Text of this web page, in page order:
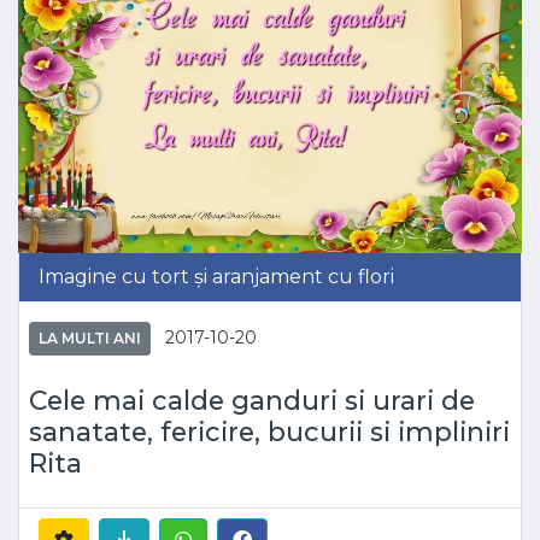
Imagine cu tort și aranjament cu flori
LA MULTI ANI 2017-10-20
Cele mai calde ganduri si urari de
sanatate, fericire, bucurii si impliniri
Rita